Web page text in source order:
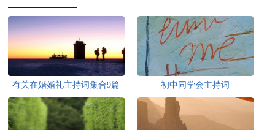
有关在婚婚礼主持词集合9篇 初中同学会主持词